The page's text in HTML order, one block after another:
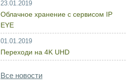
23.01.2019
Облачное хранение с сервисом IP
EYE
01.01.2019
Переходи на 4K UHD
Все новости